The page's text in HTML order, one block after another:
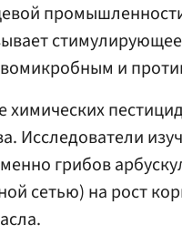
и
Исследователи
грибов
сетью) на рост